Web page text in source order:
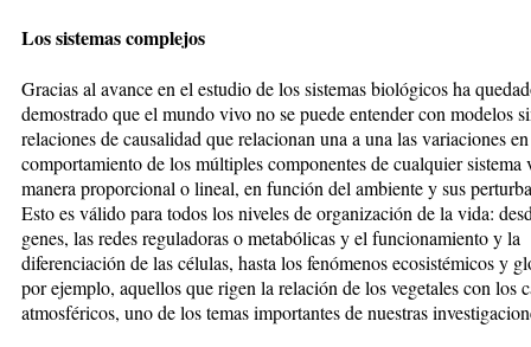
Los sistemas complejos
Gracias al avance en el estudio de los sistemas biológicos ha
demostrado que el mundo vivo no se puede entender con modelos
relaciones de causalidad que relacionan una a una las variaciones
comportamiento de los múltiples componentes de cualquier sistema
manera proporcional o lineal, en función del ambiente y sus
Esto es válido para todos los niveles de organización de la vida:
genes, las redes reguladoras o metabólicas y el funcionamiento y la
diferenciación de las células, hasta los fenómenos ecosistémicos y
por ejemplo, aquellos que rigen la relación de los vegetales con los
atmosféricos, uno de los temas importantes de nuestras